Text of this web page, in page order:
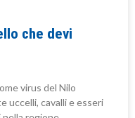
che devi
virus del Nilo
uccelli, cavalli e esseri